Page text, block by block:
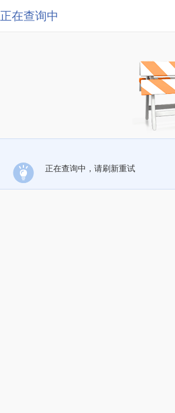
正在查询中
正在查询中，请刷新重试